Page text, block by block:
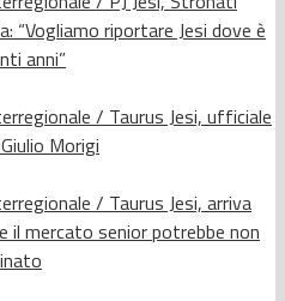
“Vogliamo riportare Jesi dove è
anni”
/ Taurus Jesi, ufficiale
Morigi
/ Taurus Jesi, arriva
il mercato senior potrebbe non